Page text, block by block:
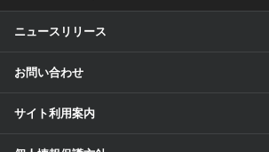
ニュースリリース
お問い合わせ
サイト利用案内